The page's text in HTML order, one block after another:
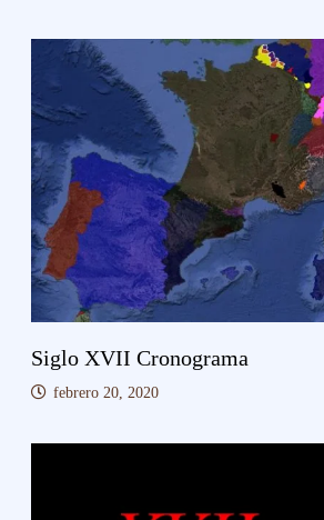
Siglo XVII Cronograma
febrero 20, 2020